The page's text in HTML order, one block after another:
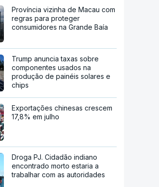
Província vizinha de Macau com
regras para proteger
consumidores na Grande Baía
Trump anuncia taxas sobre
componentes usados na
produção de painéis solares e
chips
Exportações chinesas crescem
17,8% em julho
Droga PJ. Cidadão indiano
encontrado morto estaria a
trabalhar com as autoridades